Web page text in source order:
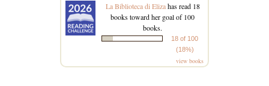
La Biblioteca di Elizahas read 18
books toward her goal of 100
books.
18 of 100
(18%)
view books